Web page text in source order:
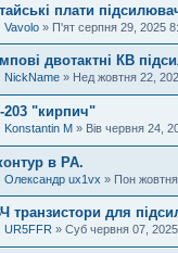
плати
Vavolo » П'ят серпня 29, 2025
двотактні КВ
NickName » Нед жовтня 22,
203 "кирпич"
Konstantin M » Вів червня 24,
в РА.
Олександр ux1vx » Пон
транзистори для
UR5FFR » Суб червня 07,